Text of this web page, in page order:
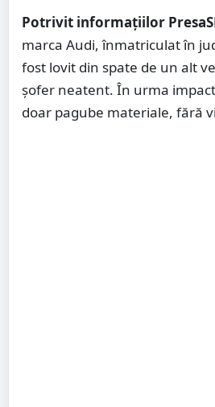
Potrivit informațiilor
marca Audi, înmatriculat în
fost lovit din spate de un alt
șofer neatent. În urma
doar pagube materiale, fără